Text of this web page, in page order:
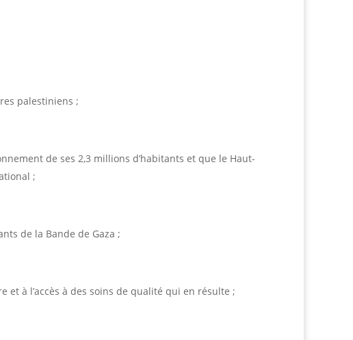
palestiniens ;
de ses 2,3 millions d’habitants et que le Haut-
;
de la Bande de Gaza ;
à l’accès à des soins de qualité qui en résulte ;